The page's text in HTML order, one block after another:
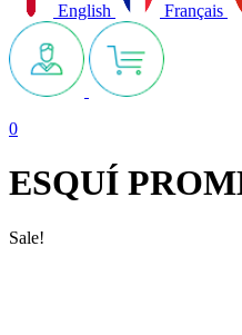
English Français
0
ESQUÍ
Sale!